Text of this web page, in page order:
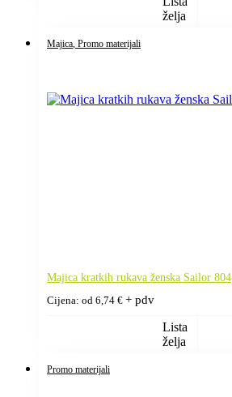
želja
Majica, Promo materijali
Majica kratkih rukava ženska Sailor 804
Cijena: od 6,74 € + pdv
Lista
želja
Promo materijali